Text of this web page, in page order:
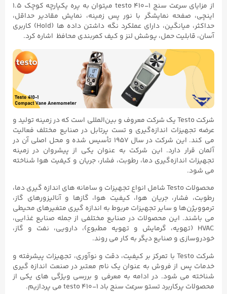
از مزایای سرعت سنج testo ۴۱۰-۱ میتوان به پره یکپارچه کوچک ۱.۵
اینچی، صفحه نمایشگر با نور پس زمینه، نمایش مقادیر حداقل،
حداکثر، میانگین، دارای عملکرد نگه داشتن داده ها (Hold) کاربری
آسان، قابلیت حمل، پوشش لنز و کیف کمربندی محافظ اشاره کرد.
شرکت Testo یک شرکت معروف و بین‌المللی است که در زمینه تولید و
عرضه تجهیزات اندازه‌گیری و تست پرتابل در صنایع مختلف فعالیت
می‌ کند. این شرکت در سال ۱۹۵۷ تأسیس شده و محل اصلی آن در
آلمان قرار دارد. این شرکت به عنوان یکی از پیشروان در زمینه
تجهیزات اندازه‌گیری دما، رطوبت، فشار، جریان و کیفیت هوا شناخته
می‌ شود.
محصولات Testo شامل انواع تجهیزات و سامانه‌ های اندازه‌ گیری دما،
رطوبت، فشار، جریان هوا، کیفیت هوا، گازها و آنالیزورهای گاز،
ترموویژن‌ها و سایر تجهیزات مربوط به اندازه‌ گیری متغیرهای محیطی
می‌ باشند. این محصولات در صنایع مختلفی از جمله صنایع غذایی،
HVAC (تهویه، گرمایش و تهویه مطبوع)، دارویی، نفت و گاز،
خودروسازی و صنایع دیگر به کار می روند.
شرکت Testo با تمرکز بر کیفیت، دقت و نوآوری، تجهیزات پیشرفته و
خدمات پس از فروش به عنوان یک نام معتبر در صنعت اندازه‌ گیری
شناخته می‌ شود. در ادامه به معرفی و بررسی ویژگی های یکی از
محصولات پرکاربرد تستو سرعت سنج باد testo ۴۱۰-۱ می پردازیم.